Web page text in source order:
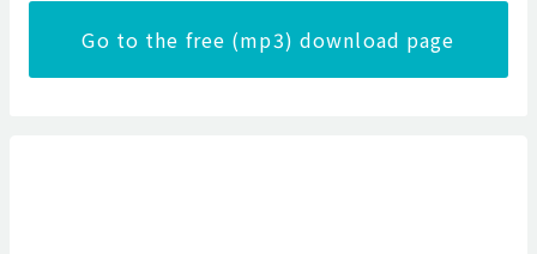
Go to the free (mp3) download page